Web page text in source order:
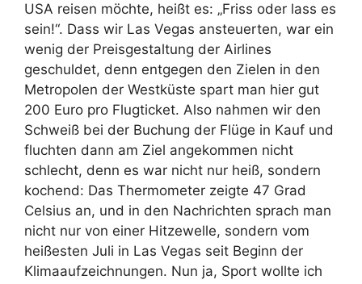
USA reisen möchte, heißt es: „Friss oder lass es
sein!“. Dass wir Las Vegas ansteuerten, war ein
wenig der Preisgestaltung der Airlines
geschuldet, denn entgegen den Zielen in den
Metropolen der Westküste spart man hier gut
200 Euro pro Flugticket. Also nahmen wir den
Schweiß bei der Buchung der Flüge in Kauf und
fluchten dann am Ziel angekommen nicht
schlecht, denn es war nicht nur heiß, sondern
kochend: Das Thermometer zeigte 47 Grad
Celsius an, und in den Nachrichten sprach man
nicht nur von einer Hitzewelle, sondern vom
heißesten Juli in Las Vegas seit Beginn der
Klimaaufzeichnungen. Nun ja, Sport wollte ich